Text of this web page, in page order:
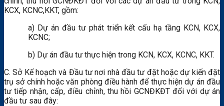
KCX, KCNC,KKT, gồm:
a) Dự án đầu tư phát triển kết cấu hạ tầng KCN, KCX,
KCNC;
b) Dự án đầu tư thực hiện trong KCN, KCX, KCNC, KKT.
C. Sở Kế hoạch và Đầu tư nơi nhà đầu tư đặt hoặc dự kiến đặt
trụ sở chính hoặc văn phòng điều hành để thực hiện dự án đầu
tư tiếp nhận, cấp, điều chỉnh, thu hồi GCNĐKĐT đối với dự án
đầu tư sau đây: